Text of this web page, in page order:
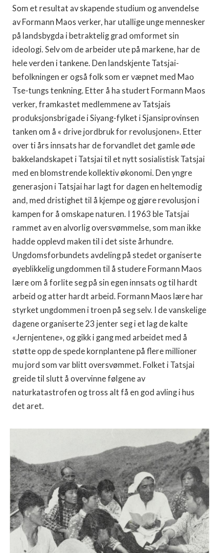
Som et resultat av skapende studium og anvendelse
av Formann Maos verker, har utallige unge mennesker
på landsbygda i betraktelig grad omformet sin
ideologi. Selv om de arbeider ute på markene, har de
hele verden i tankene. Den landskjente Tatsjai-
befolkningen er også folk som er væpnet med Mao
Tse-tungs tenkning. Etter å ha studert Formann Maos
verker, framkastet medlemmene av Tatsjais
produksjonsbrigade i Siyang-fylket i Sjansiprovinsen
tanken om å « drive jordbruk for revolusjonen». Etter
over ti års innsats har de forvandlet det gamle øde
bakkelandskapet i Tatsjai til et nytt sosialistisk Tatsjai
med en blomstrende kollektiv økonomi. Den yngre
generasjon i Tatsjai har lagt for dagen en heltemodig
and, med dristighet til å kjempe og gjøre revolusjon i
kampen for å omskape naturen. I 1963 ble Tatsjai
rammet av en alvorlig oversvømmelse, som man ikke
hadde opplevd maken til i det siste århundre.
Ungdomsforbundets avdeling på stedet organiserte
øyeblikkelig ungdommen til å studere Formann Maos
lære om å forlite seg på sin egen innsats og til hardt
arbeid og atter hardt arbeid. Formann Maos lære har
styrket ungdommen i troen på seg selv. I de vanskelige
dagene organiserte 23 jenter seg i et lag de kalte
«Jernjentene», og gikk i gang med arbeidet med å
støtte opp de spede kornplantene på flere millioner
mu jord som var blitt oversvømmet. Folket i Tatsjai
greide til slutt å overvinne følgene av
naturkatastrofen og tross alt få en god avling i hus
det aret.